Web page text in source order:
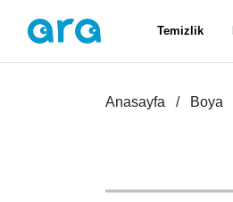
Temizlik
Anasayfa Boya